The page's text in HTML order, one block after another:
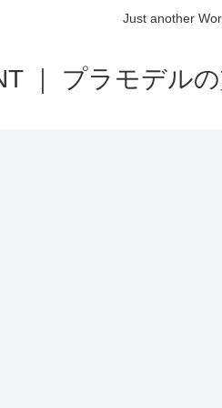
Just another
｜ プラモデル